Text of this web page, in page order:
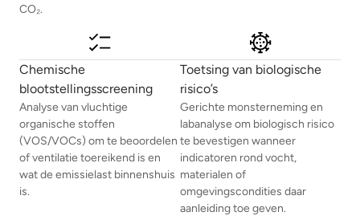
CO₂.
Chemische
blootstellingsscreening
Analyse van vluchtige
organische stoffen
(VOS/VOCs) om te beoordelen
of ventilatie toereikend is en
wat de emissielast binnenshuis
is.
Toetsing van biologische
risico’s
Gerichte monsterneming en
labanalyse om biologisch risico
te bevestigen wanneer
indicatoren rond vocht,
materialen of
omgevingscondities daar
aanleiding toe geven.